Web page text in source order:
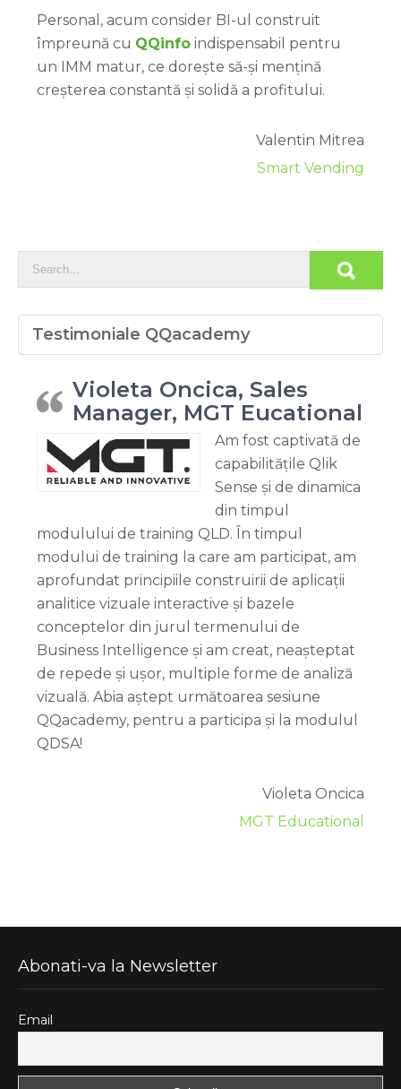
Personal, acum consider BI-ul construit
împreună cu QQinfo indispensabil pentru
un IMM matur, ce dorește să-și mențină
creșterea constantă și solidă a profitului.
Valentin Mitrea
Smart Vending
Testimoniale QQacademy
Violeta Oncica, Sales
Manager, MGT Eucational
Am fost captivată de
capabilitățile Qlik
Sense și de dinamica
din timpul
modulului de training QLD. În timpul
modului de training la care am participat, am
aprofundat principiile construirii de aplicații
analitice vizuale interactive și bazele
conceptelor din jurul termenului de
Business Intelligence și am creat, neașteptat
de repede și ușor, multiple forme de analiză
vizuală. Abia aștept următoarea sesiune
QQacademy, pentru a participa și la modulul
QDSA!
Violeta Oncica
MGT Educational
Abonati-va la Newsletter
Email